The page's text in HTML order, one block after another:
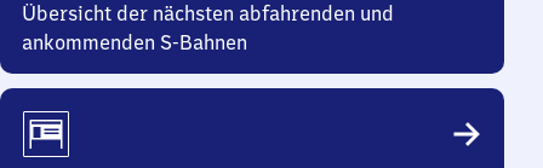
Übersicht der nächsten abfahrenden und
ankommenden S-Bahnen